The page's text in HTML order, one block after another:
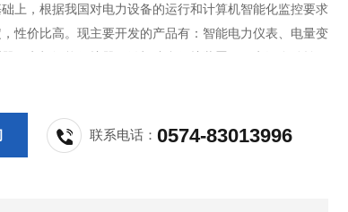
上，根据我国对电力设备的运行和计算机智能化监控要求
性价比高。现主要开发的产品有：智能电力仪表、电量变
器、电机智能保护器、微机综合保护装置、双电源自动转换
联系电话：0574-83013996